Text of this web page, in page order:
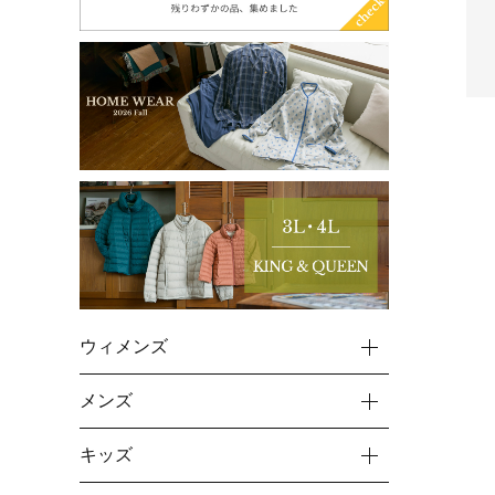
ウィメンズ
メンズ
キッズ